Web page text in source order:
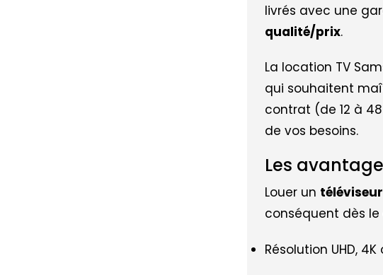
livrés avec une
qualité/prix.
La location TV
qui souhaitent
contrat (de 12 à
de vos besoins.
Les
Louer un
conséquent dès
Résolution UHD,